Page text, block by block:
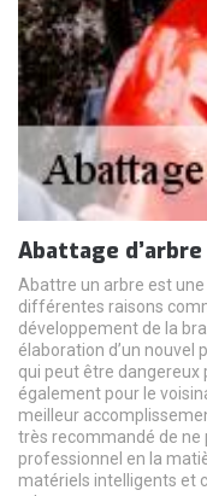
Abattage d’arbre
Abattre un arbre est
différentes raisons
développement de la
élaboration d’un nouvel
qui peut être dangereux
également pour le
meilleur
très recommandé de ne
professionnel en la
matériels intelligents et